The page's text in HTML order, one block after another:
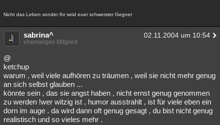
Nicht das Leben sonder Ihr seid euer schwerster Gegner
sabrina^ 02.11.2004 um 10:54
ehemaliges Mitglied
@
ketchup
warum , weil viele aufhören zu träumen , weil sie nicht mehr genug
an sich selbst glauben ...
könnte sein , das sie angst haben , nicht ernst genug genommen
zu werden !wer witzig ist , humor ausstrahlt , ist für viele eben ein
dorn im auge . da wird dann oft genug gesagt , du bist nicht genug
realistisch und so vieles mehr .